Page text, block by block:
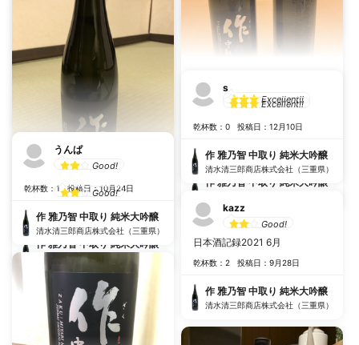
作 雅乃智 中取り 純米大吟醸
清水清三郎商店株式会社（三重県）
口飽きしない。スッキリしてい
るのでスイスイ飲めて透明感の
ある味わいが特徴的。美味し
い！
投稿日：2月15日
作 雅乃智 中取り 純米大吟醸
清水清三郎商店株式会社（三重県）
Excellent!!
いい
乾杯数：0 投稿日：1月5日
作 雅乃智 中取り 純米大吟醸
Good!
乾杯数：0 投稿日：1月1日
作 雅乃智 中取り 純米大吟醸
清水清三郎商店株式会社（三重県）
s
Excellent!!
乾杯数：0 投稿日：12月10日
作 雅乃智 中取り 純米大吟醸
清水清三郎商店株式会社（三重県）
うんぱ
Good!
乾杯数：1 投稿日：10月24日
作 雅乃智 中取り 純米大吟醸
清水清三郎商店株式会社（三重県）
kazz
Good!
日本酒記録2021 6月
乾杯数：2 投稿日：9月28日
作 雅乃智 中取り 純米大吟醸
清水清三郎商店株式会社（三重県）